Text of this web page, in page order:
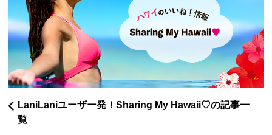
LaniLaniユーザー発！Sharing My Hawaii♡の記事一
覧